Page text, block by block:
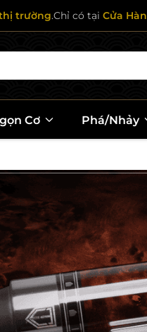
trường.Chỉ có tại Cửa
Cơ Phá/Nhảy